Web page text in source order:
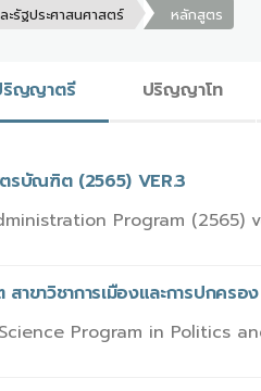
รัฐประศาสนศาสตร์ หลักสูตร
ญญาตรี ปริญญาโท
รบัณฑิต (2565) VER.3
Program (2565)
ขาวิชาการเมืองและการปกครอ
Program in Politics